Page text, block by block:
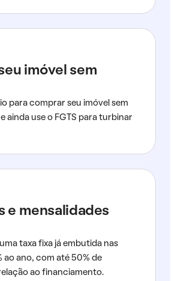
imóvel sem
para comprar seu imóvel sem
ainda use o FGTS para turbinar
e mensalidades
taxa fixa já embutida nas
ao ano, com até 50% de
ao financiamento.